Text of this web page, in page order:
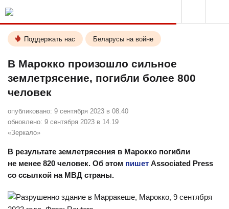
Поддержать нас Беларусы на войне
В Марокко произошло сильное
землетрясение, погибли более 800
человек
опубликовано: 9 сентября 2023 в 08.40
обновлено: 9 сентября 2023 в 14.19
«Зеркало»
В результате землетрясения в Марокко погибли
не менее 820 человек. Об этом пишет Associated Press
со ссылкой на МВД страны.